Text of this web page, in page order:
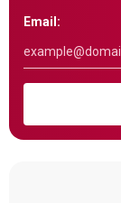
Email: